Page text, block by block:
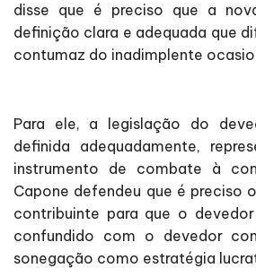
disse que é preciso que a
definição clara e adequada que
contumaz do inadimplente
Para ele, a legislação do
definida adequadamente,
instrumento de combate à
Capone defendeu que é preciso
contribuinte para que o
confundido com o devedor
sonegação como estratégia